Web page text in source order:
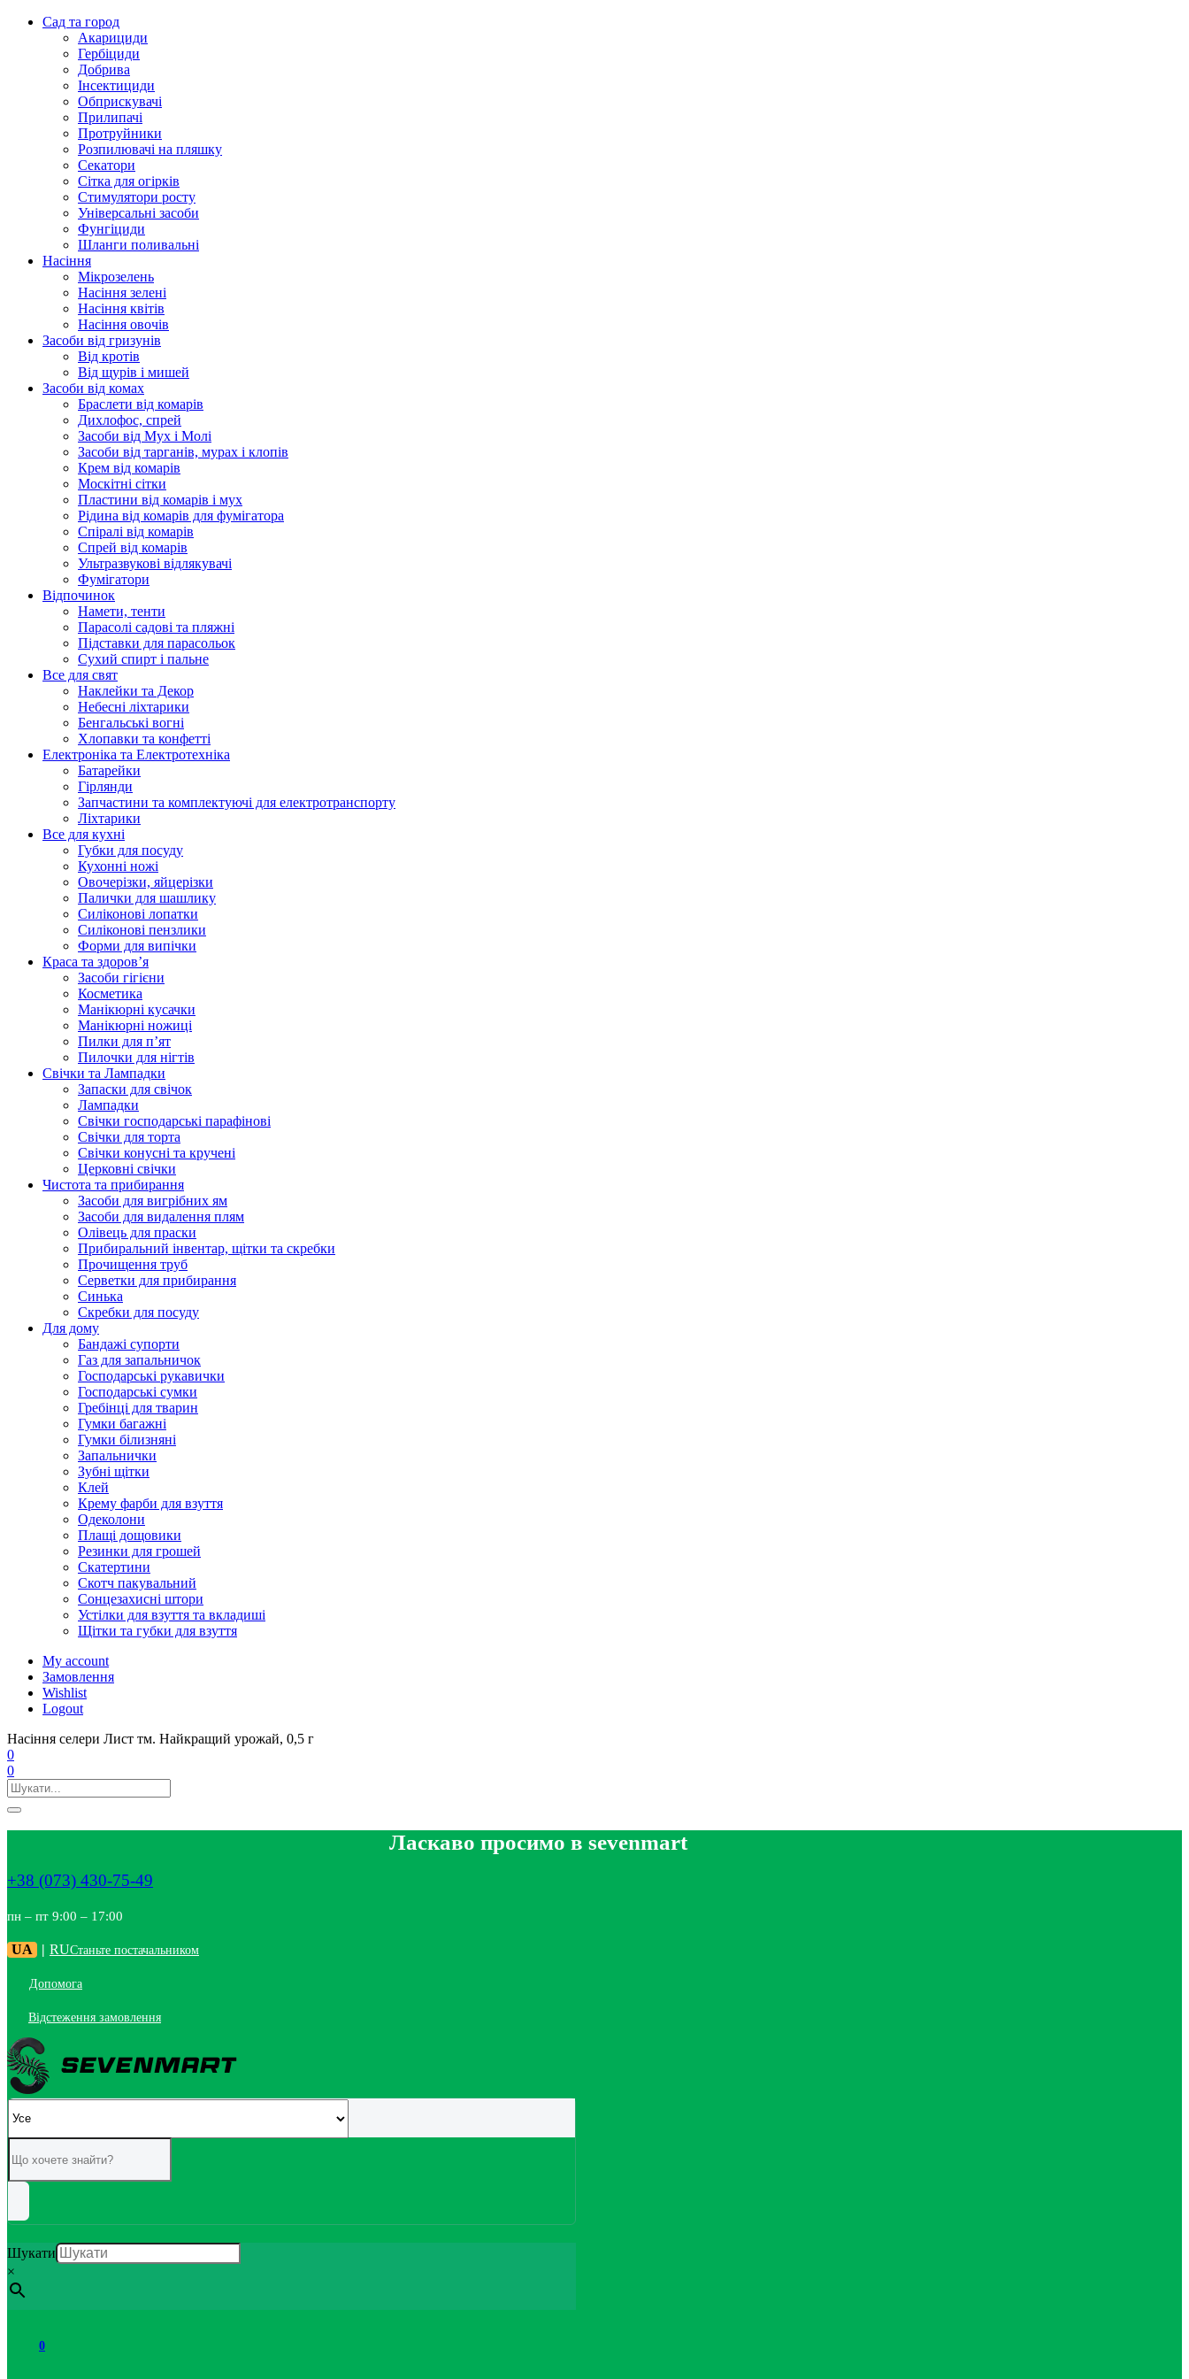
Сад та город
Акарициди
Гербіциди
Добрива
Інсектициди
Обприскувачі
Прилипачі
Протруйники
Розпилювачі на пляшку
Секатори
Сітка для огірків
Стимулятори росту
Універсальні засоби
Фунгіциди
Шланги поливальні
Насіння
Мікрозелень
Насіння зелені
Насіння квітів
Насіння овочів
Засоби від гризунів
Від кротів
Від щурів і мишей
Засоби від комах
Браслети від комарів
Дихлофос, спрей
Засоби від Мух і Молі
Засоби від тарганів, мурах і клопів
Крем від комарів
Москітні сітки
Пластини від комарів і мух
Рідина від комарів для фумігатора
Спіралі від комарів
Спрей від комарів
Ультразвукові відлякувачі
Фумігатори
Відпочинок
Намети, тенти
Парасолі садові та пляжні
Підставки для парасольок
Сухий спирт і пальне
Все для свят
Наклейки та Декор
Небесні ліхтарики
Бенгальські вогні
Хлопавки та конфетті
Електроніка та Електротехніка
Батарейки
Гірлянди
Запчастини та комплектуючі для електротранспорту
Ліхтарики
Все для кухні
Губки для посуду
Кухонні ножі
Овочерізки, яйцерізки
Палички для шашлику
Силіконові лопатки
Силіконові пензлики
Форми для випічки
Краса та здоров’я
Засоби гігієни
Косметика
Манікюрні кусачки
Манікюрні ножиці
Пилки для п’ят
Пилочки для нігтів
Свічки та Лампадки
Запаски для свічок
Лампадки
Свічки господарські парафінові
Свічки для торта
Свічки конусні та кручені
Церковні свічки
Чистота та прибирання
Засоби для вигрібних ям
Засоби для видалення плям
Олівець для праски
Прибиральний інвентар, щітки та скребки
Прочищення труб
Серветки для прибирання
Синька
Скребки для посуду
Для дому
Бандажі супорти
Газ для запальничок
Господарські рукавички
Господарські сумки
Гребінці для тварин
Гумки багажні
Гумки білизняні
Запальнички
Зубні щітки
Клей
Крему фарби для взуття
Одеколони
Плащі дощовики
Резинки для грошей
Скатертини
Скотч пакувальний
Сонцезахисні штори
Устілки для взуття та вкладиші
Щітки та губки для взуття
My account
Замовлення
Wishlist
Logout
Насіння селери Лист тм. Найкращий урожай, 0,5 г
0
0
Ласкаво просимо в sevenmart
+38 (073) 430-75-49
пн – пт 9:00 – 17:00
UA | RUСтаньте постачальником
Допомога
Відстеження замовлення
Шукати
×
0